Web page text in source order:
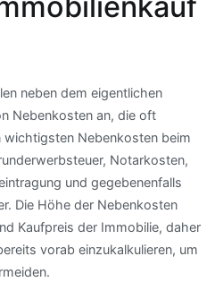
neben dem eigentlichen
Nebenkosten an, die oft
Nebenkosten beim
Notarkosten,
und gegebenenfalls
Die Höhe der Nebenkosten
Kaufpreis der Immobilie, daher
vorab einzukalkulieren, um